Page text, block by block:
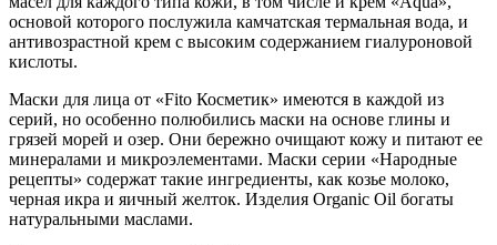
основой которого послужила камчатская термальная вода, и
антивозрастной крем с высоким содержанием гиалуроновой
кислоты.
Маски для лица от «Fito Косметик» имеются в каждой из
серий, но особенно полюбились маски на основе глины и
грязей морей и озер. Они бережно очищают кожу и питают ее
минералами и микроэлементами. Маски серии «Народные
рецепты» содержат такие ингредиенты, как козье молоко,
черная икра и яичный желток. Изделия Organic Oil богаты
натуральными маслами.